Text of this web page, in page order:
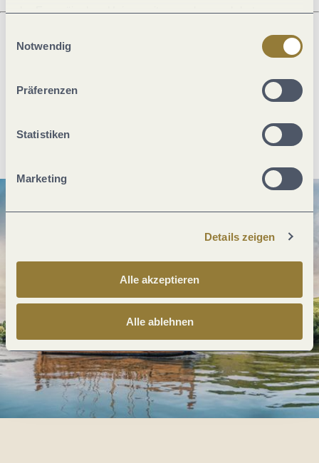
der Europäischen Union weitergegeben und dort
jederzeit widerrufen werden. Mit der Auswahl "Alle
ablehnen" kann es zu Beeinträchtigungen in der Nutzung
Notwendig
Präferenzen
Statistiken
Marketing
Details zeigen
Alle akzeptieren
Alle ablehnen
Anreise planen PDF erzeugen